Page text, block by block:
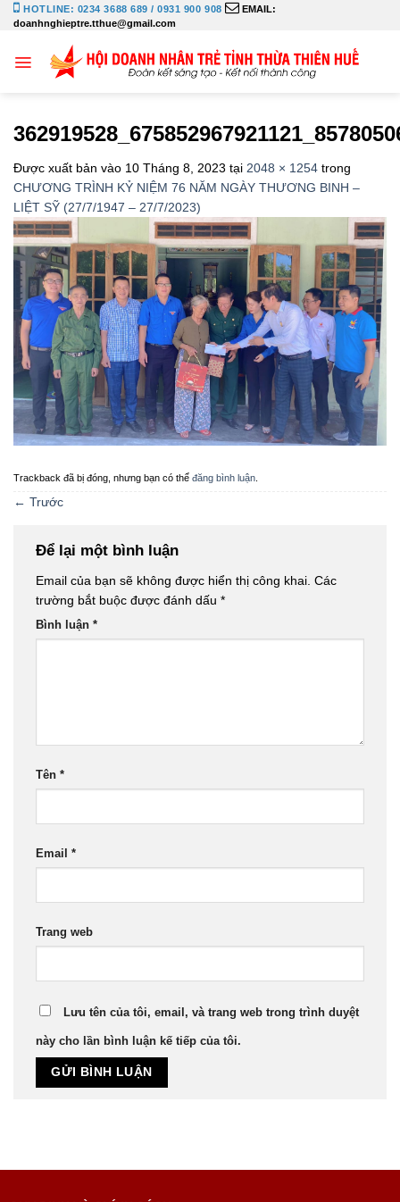
Bỏ
qua
dung
HOTLINE: 0234 3688 689 / 0931 900 908
EMAIL:
doanhnghieptre.tthue@gmail.com
Được xuất bản vào 10 Tháng 8, 2023 tại 2048 × 1254 trong
CHƯƠNG TRÌNH KỶ NIỆM 76 NĂM NGÀY THƯƠNG BINH –
LIỆT SỸ (27/7/1947 – 27/7/2023)
Trackback đã bị đóng, nhưng bạn có thể đăng bình luận
← Trước
Để lại một bình luận
Email của bạn sẽ không được hiển thị công khai. Các
trường bắt buộc được đánh dấu *
Bình luận *
Tên *
Email *
Trang web
Lưu tên của tôi, email, và trang web trong trình duyệt
này cho lần bình luận kế tiếp của tôi.